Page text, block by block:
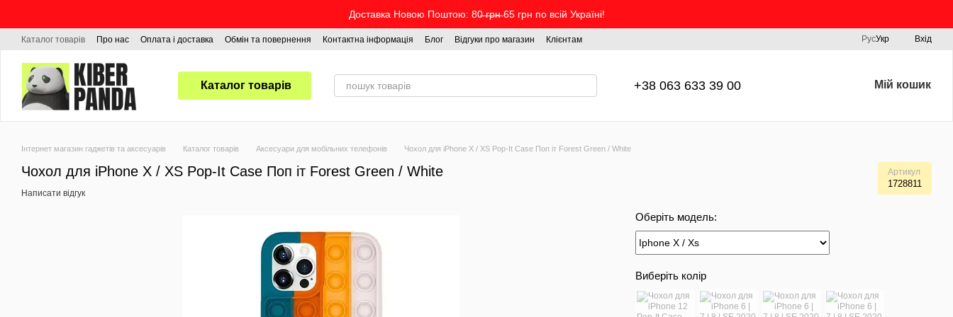
Доставка Новою Поштою: 80̶ ̶г̶р̶н̶ 65 грн по всій Україні!
Каталог товарів Про нас Оплата і доставка Обмін та повернення Контактна інформація Блог Відгуки про магазин Клієнтам РусУкр Вхід
Каталог товарів +38 063 633 39 00 Мій кошик
Інтернет магазин гаджетів та аксесуарів Каталог товарів Аксесуари для мобільних телефонів Чохол для iPhone X / XS Pop-It Case Поп іт Forest Green / White
Чохол для iPhone X / XS Pop-It Case Поп іт Forest Green / White Артикул
1728811
Написати відгук
Оберіть модель:
Виберіть колір